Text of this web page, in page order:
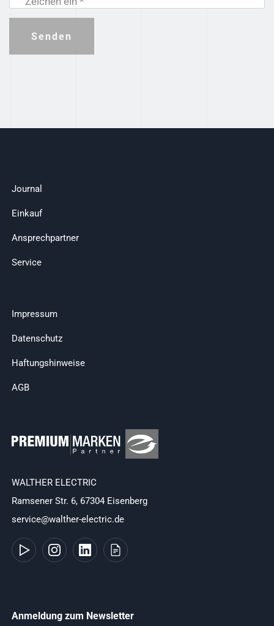
Senden
Journal
Einkauf
Ansprechpartner
Service
Impressum
Datenschutz
Haftungshinweise
AGB
WALTHER ELECTRIC
Ramsener Str. 6, 67304 Eisenberg
service@walther-electric.de
Anmeldung zum Newsletter